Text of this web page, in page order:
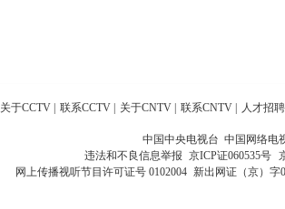
关于CCTV 联系CCTV 关于CNTV 联系CNTV 人才招聘
中国中央电视台 中国网络电
违法和不良信息举报 京ICP证060535号
网上传播视听节目许可证号 0102004 新出网证（京）